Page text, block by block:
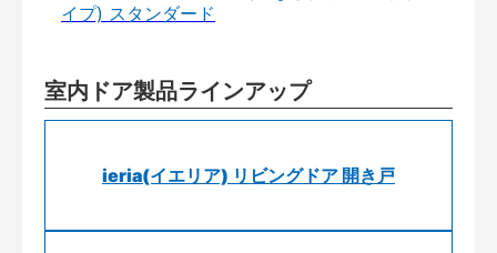
イプ) スタンダード
室内ドア製品ラインアップ
ieria(イエリア) リビングドア 開き戸